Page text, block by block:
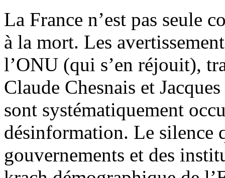
La France n’est pas seule
à la mort. Les
l’ONU (qui s’en réjouit),
Claude Chesnais et
sont systématiquement
désinformation. Le silence
gouvernements et des